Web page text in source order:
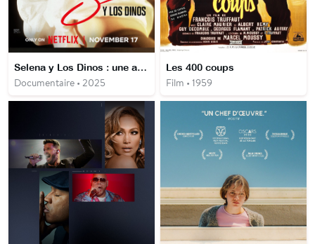
Selena y Los Dinos : une affaire de famille
Documentaire • 2025
Les 400 coups
Film • 1959